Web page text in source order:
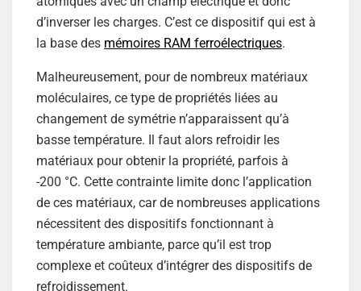
d’inverser les charges. C’est ce dispositif qui est à
la base des mémoires RAM ferroélectriques.
Malheureusement, pour de nombreux matériaux
moléculaires, ce type de propriétés liées au
changement de symétrie n’apparaissent qu’à
basse température. Il faut alors refroidir les
matériaux pour obtenir la propriété, parfois à
-200 °C. Cette contrainte limite donc l’application
de ces matériaux, car de nombreuses applications
nécessitent des dispositifs fonctionnant à
température ambiante, parce qu’il est trop
complexe et coûteux d’intégrer des dispositifs de
refroidissement.